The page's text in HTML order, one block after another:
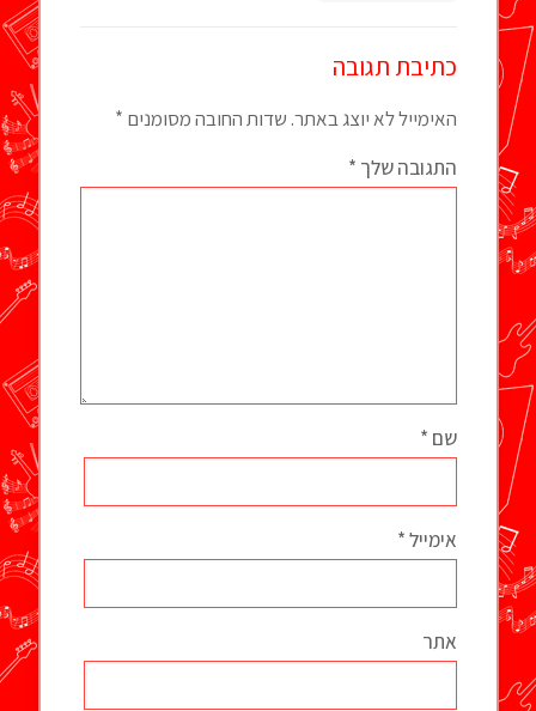
כתיבת תגובה
האימייל לא יוצג באתר. שדות החובה מסומנים *
התגובה שלך *
שם *
אימייל*
אתר